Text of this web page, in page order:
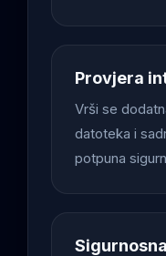
Provjera
Vrši se
datoteka i
potpuna